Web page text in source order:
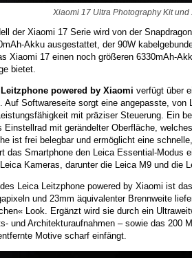
Xiaomi 17 Ultra Photography Kit
der Xiaomi 17 Serie wird von der
Akku ausgestattet, der 90W
Xiaomi 17 einen noch größeren 6330mAh-
bietet.
Leitzphone powered by Xiaomi verfügt über
Auf Softwareseite sorgt eine angepasste,
mit präziser Steuerung. Ein
Einstellrad mit gerändelter Oberfläche,
ist frei belegbar und ermöglicht eine
das Smartphone den Leica Essential-Modus
Kameras, darunter die Leica M9 und die
Leica Leitzphone powered by Xiaomi ist
und 23mm äquivalenter Brennweite
Look. Ergänzt wird sie durch ein
und Architekturaufnahmen – sowie das 200
Motive scharf einfängt.